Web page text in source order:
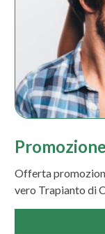
Offerta
vero Trapianto di